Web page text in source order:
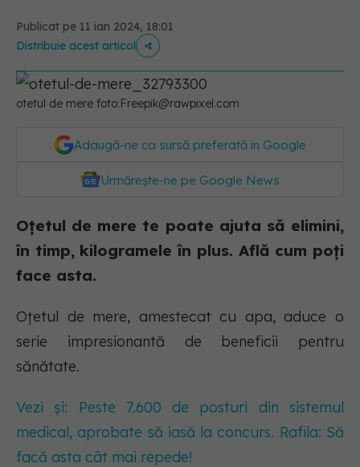
Publicat pe 11 ian 2024, 18:01
Distribuie acest articol
otetul de mere foto:Freepik@rawpixel.com
Adaugă-ne ca sursă preferată în Google
Urmărește-ne pe Google News
Oțetul de mere te poate ajuta să elimini,
în timp, kilogramele în plus. Află cum poți
face asta.
Oțetul de mere, amestecat cu apa, aduce o
serie impresionantă de beneficii pentru
sănătate.
Vezi și: Peste 7.600 de posturi din sistemul
medical, aprobate să iasă la concurs. Rafila: Să
facă asta cât mai repede!